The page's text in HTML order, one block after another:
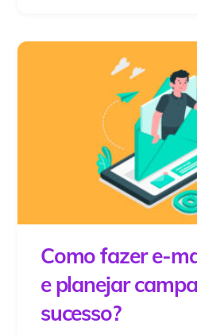
Como fazer e-
e planejar
sucesso?